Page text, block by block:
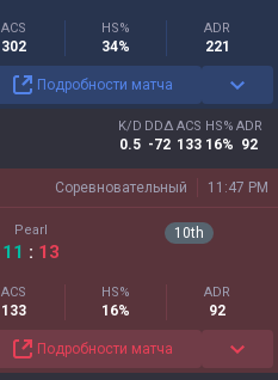
ACS
302
HS%
34%
ADR
221
Подробности матча
K/D
0.5
DDΔ
-72
ACS
133
HS%
16%
ADR
92
Соревновательный 11:47 PM
Pearl
11 : 13
10th
ACS
133
HS%
16%
ADR
92
Подробности матча